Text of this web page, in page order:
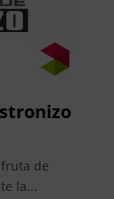
de
la...